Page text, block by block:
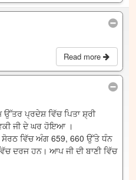
Read more
ਉੱਤਰ ਪ੍ਰਦੇਸ਼ ਵਿੱਚ ਪਿਤਾ ਸ਼੍ਰੀ
ਜੀ ਦੇ ਘਰ ਹੋਇਆ ।
ਵਿੱਚ ਅੰਗ 659, 660 ਉੱਤੇ ਧੰਨ
ਦਰਜ ਹਨ। ਆਪ ਜੀ ਦੀ ਬਾਣੀ ਵਿੱਚ